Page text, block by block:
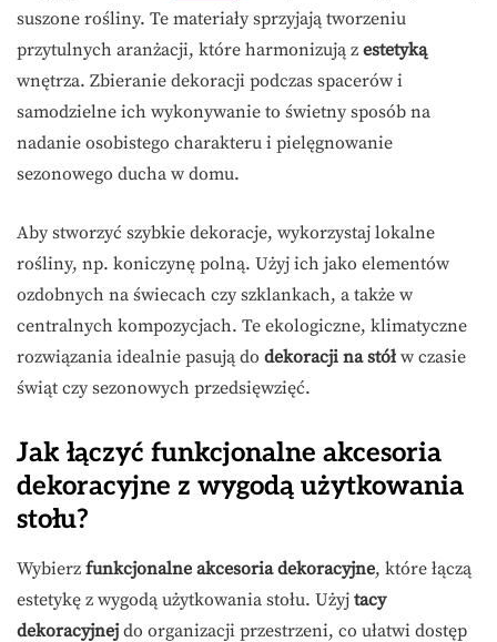
suszone rośliny. Te materiały sprzyjają tworzeniu
przytulnych aranżacji, które harmonizują z estetyką
wnętrza. Zbieranie dekoracji podczas spacerów i
samodzielne ich wykonywanie to świetny sposób na
nadanie osobistego charakteru i pielęgnowanie
sezonowego ducha w domu.
Aby stworzyć szybkie dekoracje, wykorzystaj lokalne
rośliny, np. koniczynę polną. Użyj ich jako elementów
ozdobnych na świecach czy szklankach, a także w
centralnych kompozycjach. Te ekologiczne, klimatyczne
rozwiązania idealnie pasują do dekoracji na stół w czasie
świąt czy sezonowych przedsięwzięć.
Jak łączyć funkcjonalne akcesoria
dekoracyjne z wygodą użytkowania
stołu?
Wybierz funkcjonalne akcesoria dekoracyjne, które łączą
estetykę z wygodą użytkowania stołu. Użyj tacy
dekoracyjnej do organizacji przestrzeni, co ułatwi dostęp